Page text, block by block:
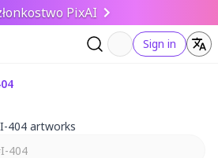
PixAI
Sign in
I-404 artworks